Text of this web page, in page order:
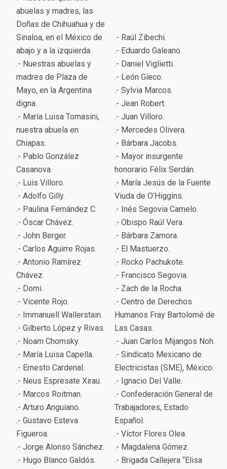
abuelas y madres, las
Doñas de Chihuahua y de
Sinaloa, en el México de
abajo y a la izquierda.
.- Nuestras abuelas y
madres de Plaza de
Mayo, en la Argentina
digna.
.- María Luisa Tomasini,
nuestra abuela en
Chiapas.
.- Pablo González
Casanova.
.- Luis Villoro.
.- Adolfo Gilly.
.- Paulina Fernández C.
.- Óscar Chávez.
.- John Berger.
.- Carlos Aguirre Rojas.
.- Antonio Ramírez
Chávez.
.- Domi.
.- Vicente Rojo.
.- Immanuell Wallerstain.
.- Gilberto López y Rivas.
.- Noam Chomsky.
.- María Luisa Capella.
.- Ernesto Cardenal.
.- Neus Espresate Xirau.
.- Marcos Roitman.
.- Arturo Anguiano.
.- Gustavo Esteva
Figueroa.
.- Jorge Alonso Sánchez.
.- Hugo Blanco Galdós.
.- Raúl Zibechi.
.- Eduardo Galeano.
.- Daniel Viglietti.
.- León Gieco.
.- Sylvia Marcos.
.- Jean Robert.
.- Juan Villoro.
.- Mercedes Olivera.
.- Bárbara Jacobs.
.- Mayor insurgente
honorario Félix Serdán.
.- María Jesús de la Fuente
Viuda de O’Higgins.
.- Inés Segovia Camelo.
.- Obispo Raúl Vera.
.- Bárbara Zamora.
.- El Mastuerzo.
.- Rocko Pachukote.
.- Francisco Segovia.
.- Zach de la Rocha.
.- Centro de Derechos
Humanos Fray Bartolomé de
Las Casas.
.- Juan Carlos Mijangos Noh.
.- Sindicato Mexicano de
Electricistas (SME), México.
.- Ignacio Del Valle.
.- Confederación General de
Trabajadores, Estado
Español.
.- Víctor Flores Olea.
.- Magdalena Gómez.
.- Brigada Callejera “Elisa